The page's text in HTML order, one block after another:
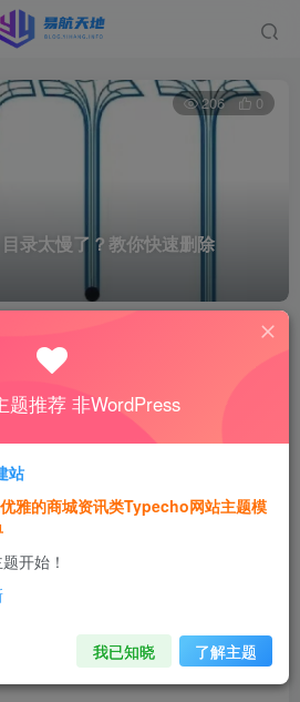
录太慢了？教你快速删除
206 0
目录太慢了？教你快速删除
关注
0 206 0
再次访问不迷路 ~
前提是我的初心~
题推荐 非WordPress
站
雅的商城资讯类Typecho网站主题模
开始！
我已知晓 了解主题